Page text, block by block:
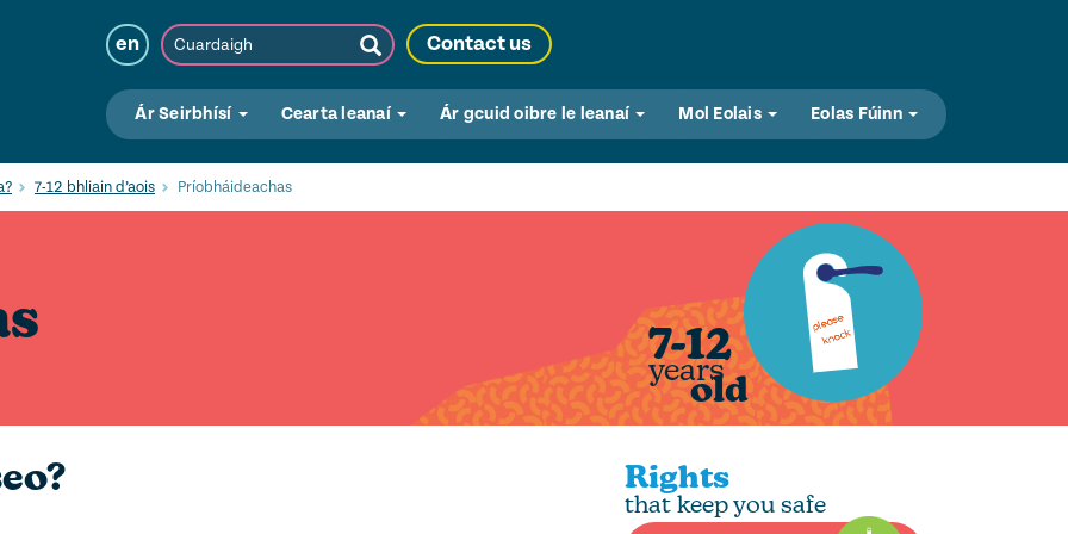
en Cuardaigh
Submit
Search
Contact us
Ár Seirbhísí Cearta leanaí Ár gcuid oibre le leanaí Mol Eolais Eolas Fúinn
7-12 bhliain d’aois Príobháideachas
7-12
years
old
Rights
that keep you safe